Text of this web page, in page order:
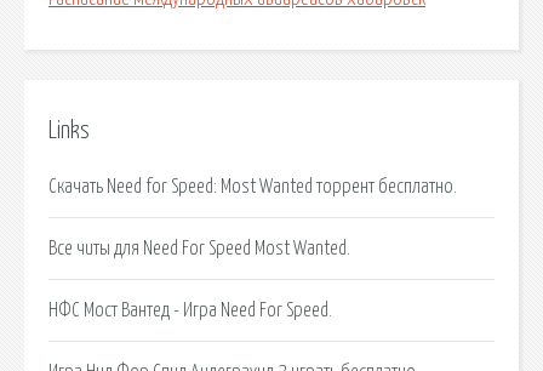
Links
Скачать Need for Speed: Most Wanted торрент бесплатно.
Все читы для Need For Speed Most Wanted.
НФС Мост Вантед - Игра Need For Speed.